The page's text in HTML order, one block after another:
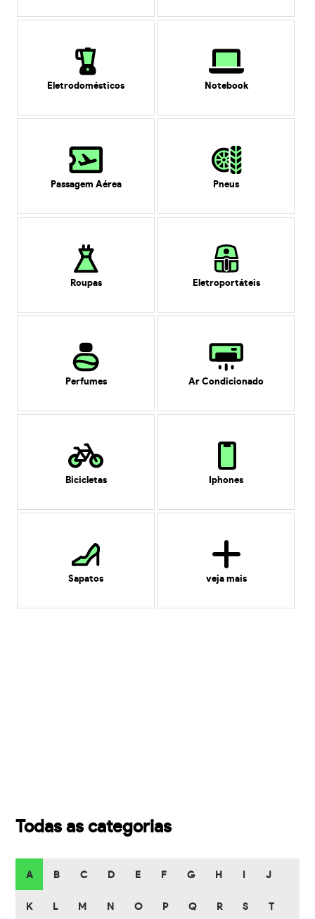
Eletrodomésticos Notebook
Passagem Aérea Pneus
Roupas Eletroportáteis
Perfumes Ar Condicionado
Bicicletas Iphones
Sapatos veja mais
Todas as categorias
A B C D E F G H J
K L M N O P Q R S T